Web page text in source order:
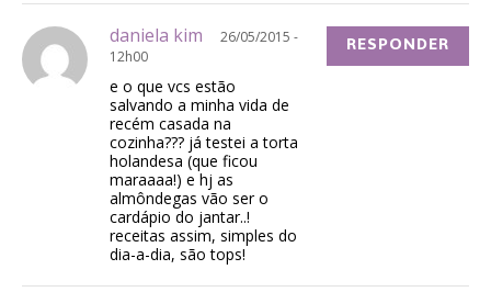
daniela kim
26/05/2015 -
12h00
e o que vcs estão
salvando a minha vida de
recém casada na
cozinha??? já testei a torta
holandesa (que ficou
maraaaa!) e hj as
almôndegas vão ser o
cardápio do jantar..!
receitas assim, simples do
dia-a-dia, são tops!
RESPONDER